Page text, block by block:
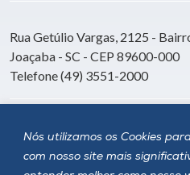
Nós utilizamos os Cookies
com nosso site mais
Rua Getúlio Vargas, 2125 -
Joaçaba - SC - CEP 89600-000
Telefone (49) 3551-2000
Siga a Unoesc